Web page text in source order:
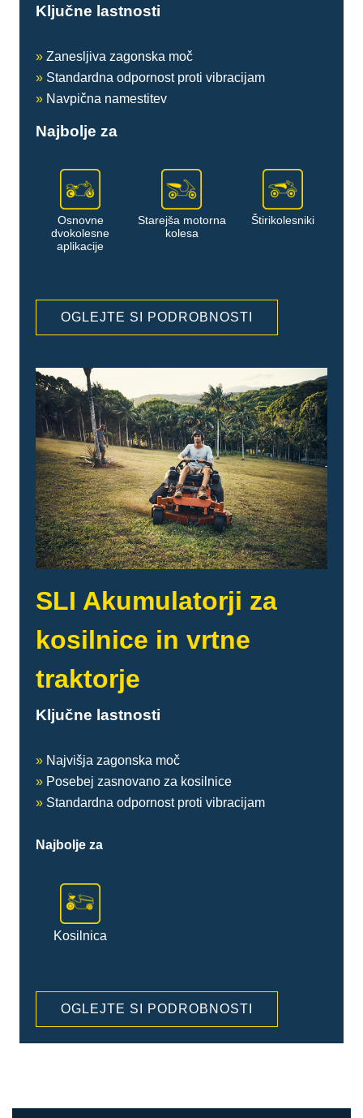
Ključne lastnosti
» Zanesljiva zagonska moč
» Standardna odpornost proti vibracijam
» Navpična namestitev
Najbolje za
Osnovne
dvokolesne
aplikacije
Starejša motorna
kolesa
Štirikolesniki
OGLEJTE SI PODROBNOSTI
SLI Akumulatorji za
kosilnice in vrtne
traktorje
Ključne lastnosti
» Najvišja zagonska moč
» Posebej zasnovano za kosilnice
» Standardna odpornost proti vibracijam
Najbolje za
Kosilnica
OGLEJTE SI PODROBNOSTI